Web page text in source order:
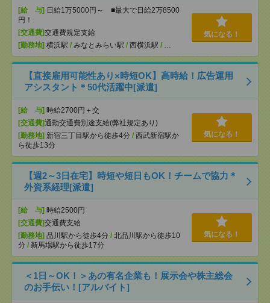
[給 与] 日給1万5000円～ ■最大で日給2万8500
円！
[交通費]交通費規定支給
[勤務地] 横浜駅 / みなとみらい駅 / 西横浜駅 / …
気になる！
【直接雇用可能性あり×時短OK】高時給！広告運用
アシスタント＊50代活躍中[派遣]
[給 与] 時給2700円＋交
[交通費]通勤交通費別途支給(弊社規定あり)
[勤務地] 新宿三丁目駅から徒歩4分 / 西武新宿駅か
ら徒歩13分
気になる！
【週2～3日在宅】時短や短日もOK！チームで協力＊
外資系経理[派遣]
[給 与] 時給2500円
[交通費]交通費支給
[勤務地] 品川駅から徒歩4分 / 北品川駅から徒歩10
分 / 新馬場駅から徒歩17分
気になる！
＜1日～OK！＞あの有名企業も！展示会や株主総会
のお手伝い！[アルバイト]